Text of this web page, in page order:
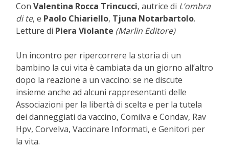
Con Valentina Rocca Trincucci, autrice di L’ombra
di te, e Paolo Chiariello, Tjuna Notarbartolo.
Letture di Piera Violante (Marlin Editore)
Un incontro per ripercorrere la storia di un
bambino la cui vita è cambiata da un giorno all’altro
dopo la reazione a un vaccino: se ne discute
insieme anche ad alcuni rappresentanti delle
Associazioni per la libertà di scelta e per la tutela
dei danneggiati da vaccino, Comilva e Condav, Rav
Hpv, Corvelva, Vaccinare Informati, e Genitori per
la vita.